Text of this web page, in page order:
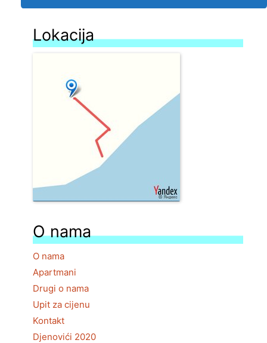
Lokacija
O nama
O nama
Apartmani
Drugi o nama
Upit za cijenu
Kontakt
Djenovići 2020